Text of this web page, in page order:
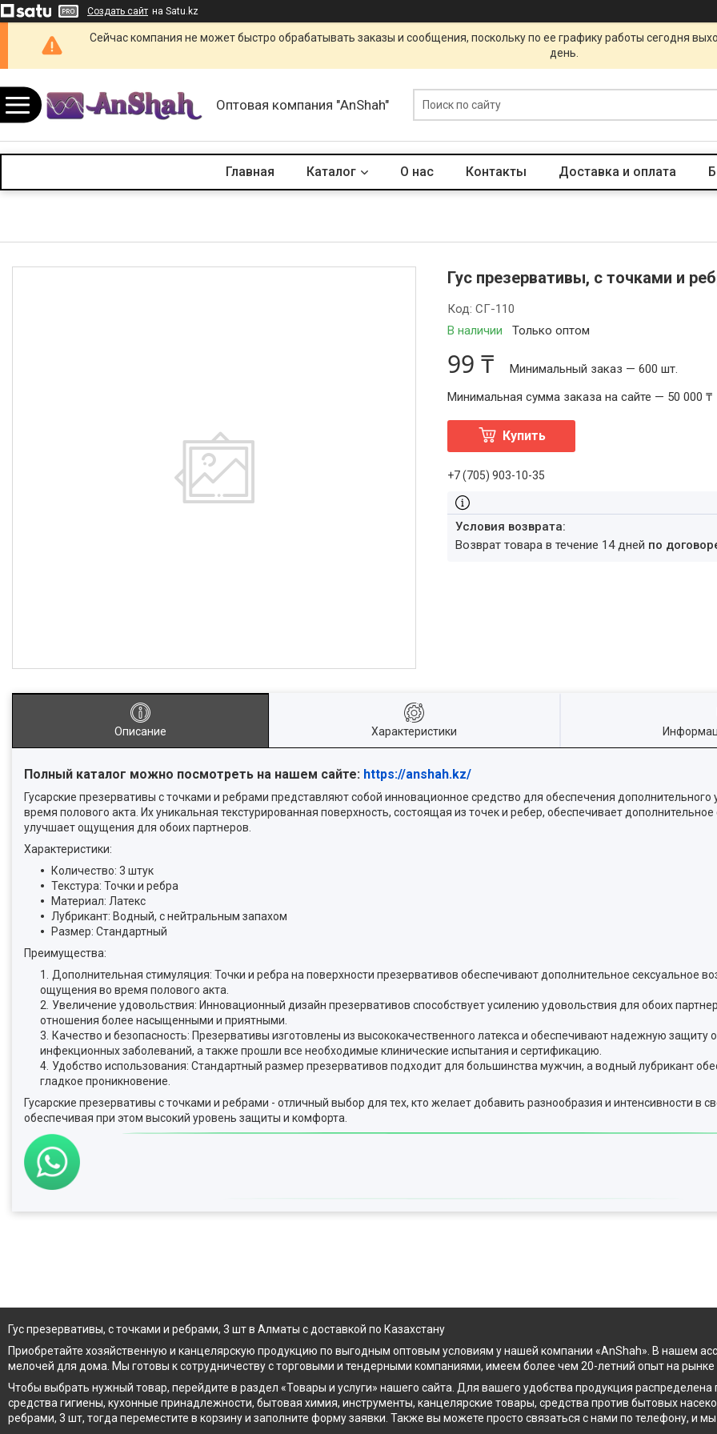
Создать сайт на Satu.kz
Сейчас компания не может быстро обрабатывать заказы и сообщения, поскольку по ее графику работы сегодня
день.
Оптовая компания "AnShah"
Главная Каталог О нас Контакты Доставка и оплата
Гус презервативы, с точками и
В наличии Только оптом
Код:СГ-110
99 ₸
Минимальный заказ — 600 шт.
Минимальная сумма заказа на сайте — 50 000 ₸
Купить
+7 (705) 903-10-35
возврат товара в течение 14 дней по
Описание Характеристики
Полный каталог можно посмотреть на нашем сайте: https://anshah.kz/
Гусарские презервативы с точками и ребрами представляют собой инновационное средство для обеспечения дополнительного
время полового акта. Их уникальная текстурированная поверхность, состоящая из точек и ребер, обеспечивает
улучшает ощущения для обоих партнеров.
Характеристики:
Количество: 3 штук
Текстура: Точки и ребра
Материал: Латекс
Лубрикант: Водный, с нейтральным запахом
Размер: Стандартный
Преимущества:
Дополнительная стимуляция: Точки и ребра на поверхности презервативов обеспечивают дополнительное сексуальное
ощущения во время полового акта.
Увеличение удовольствия: Инновационный дизайн презервативов способствует усилению удовольствия для обоих
отношения более насыщенными и приятными.
Качество и безопасность: Презервативы изготовлены из высококачественного латекса и обеспечивают надежную защиту
инфекционных заболеваний, а также прошли все необходимые клинические испытания и сертификацию.
Удобство использования: Стандартный размер презервативов подходит для большинства мужчин, а водный лубрикант
гладкое проникновение.
Гусарские презервативы с точками и ребрами - отличный выбор для тех, кто желает добавить разнообразия и интенсивности в
обеспечивая при этом высокий уровень защиты и комфорта.
Гус презервативы, с точками и ребрами, 3 шт в Алматы с доставкой по Казахстану
Приобретайте хозяйственную и канцелярскую продукцию по выгодным оптовым условиям у нашей компании «AnShah». В нашем
мелочей для дома. Мы готовы к сотрудничеству с торговыми и тендерными компаниями, имеем более чем 20-летний опыт на рынке
Чтобы выбрать нужный товар, перейдите в раздел «Товары и услуги» нашего сайта. Для вашего удобства продукция
средства гигиены, кухонные принадлежности, бытовая химия, инструменты, канцелярские товары, средства против бытовых
ребрами, 3 шт, тогда переместите в корзину и заполните форму заявки. Также вы можете просто связаться с нами по телефону, и